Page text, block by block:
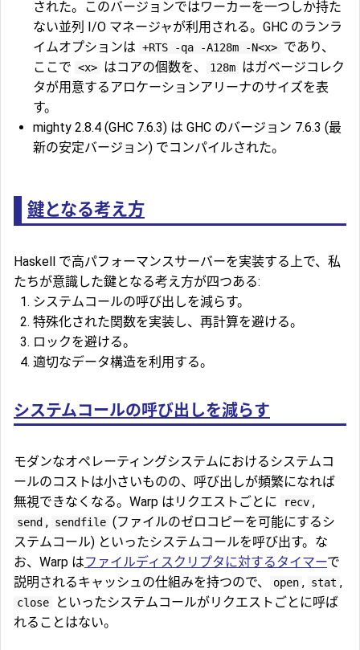
された。このバージョンではワーカーを一つしか持た
ない並列 I/O マネージャが利用される。GHC のランラ
イムオプションは +RTS -qa -A128m -N<x> であり、
ここで <x> はコアの個数を、 128m はガベージコレク
タが用意するアロケーションアリーナのサイズを表
す。
mighty 2.8.4 (GHC 7.6.3) は GHC のバージョン 7.6.3 (最
新の安定バージョン) でコンパイルされた。
鍵となる考え方
Haskell で高パフォーマンスサーバーを実装する上で、私
たちが意識した鍵となる考え方が四つある:
システムコールの呼び出しを減らす。
特殊化された関数を実装し、再計算を避ける。
ロックを避ける。
適切なデータ構造を利用する。
システムコールの呼び出しを減らす
モダンなオペレーティングシステムにおけるシステムコ
ールのコストは小さいものの、呼び出しが頻繁になれば
無視できなくなる。Warp はリクエストごとに
recv ,
send , sendfile (ファイルのゼロコピーを可能にするシ
ステムコール) といったシステムコールを呼び出す。な
お、Warp はファイルディスクリプタに対するタイマーで
説明されるキャッシュの仕組みを持つので、
open , stat ,
close
といったシステムコールがリクエストごとに呼ば
れることはない。